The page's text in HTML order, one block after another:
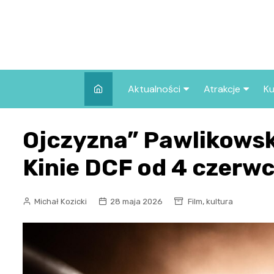
Aktualności
Wszystkie wpisy
Atrakcje
we Wrocławiu
Co warto
Wrocławiu?
Ojczyzna”
Kinie DCF od 4
Michał Kozicki 28 maja 2026 Film, kultura